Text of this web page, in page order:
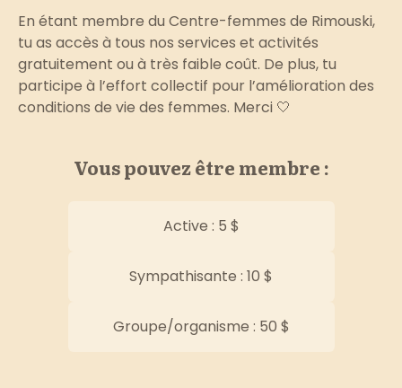
En étant membre du Centre-femmes de Rimouski,
tu as accès à tous nos services et activités
gratuitement ou à très faible coût. De plus, tu
participe à l’effort collectif pour l’amélioration des
conditions de vie des femmes. Merci 🤍
Vous pouvez être membre :
Active : 5 $
Sympathisante : 10 $
Groupe/organisme : 50 $